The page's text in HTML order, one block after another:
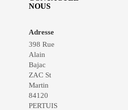
NOUS
Adresse
398 Rue
Alain
Bajac
ZAC St
Martin
84120
PERTUIS